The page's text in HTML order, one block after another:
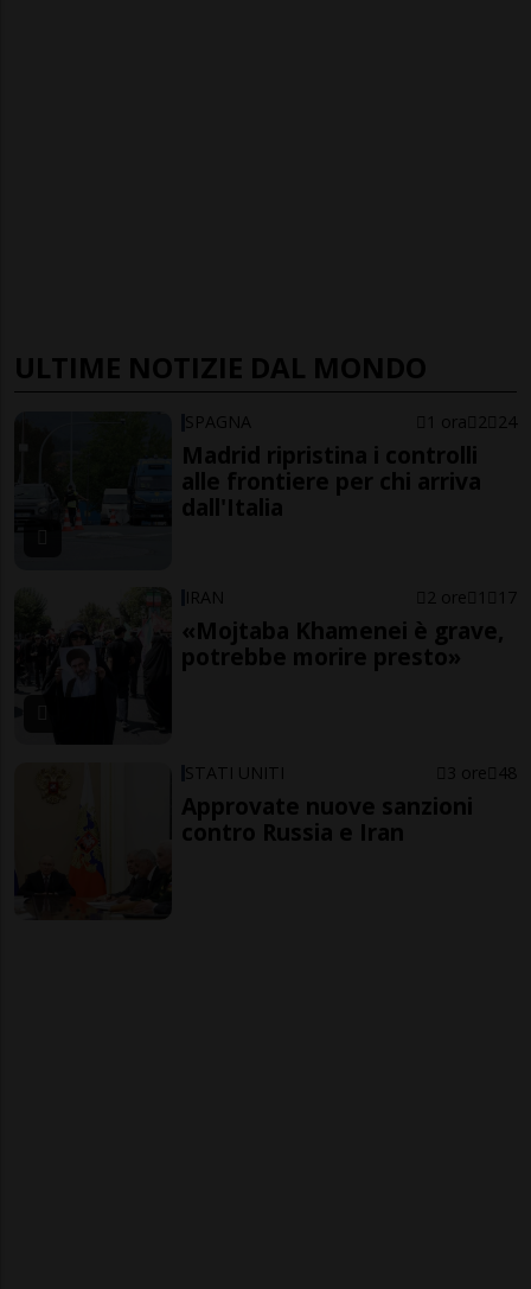
ULTIME NOTIZIE DAL MONDO
SPAGNA 1 ora 2 24
Madrid ripristina i controlli
alle frontiere per chi arriva
dall'Italia
IRAN 2 ore 1 17
«Mojtaba Khamenei è grave,
potrebbe morire presto»
STATI UNITI 3 ore 48
Approvate nuove sanzioni
contro Russia e Iran